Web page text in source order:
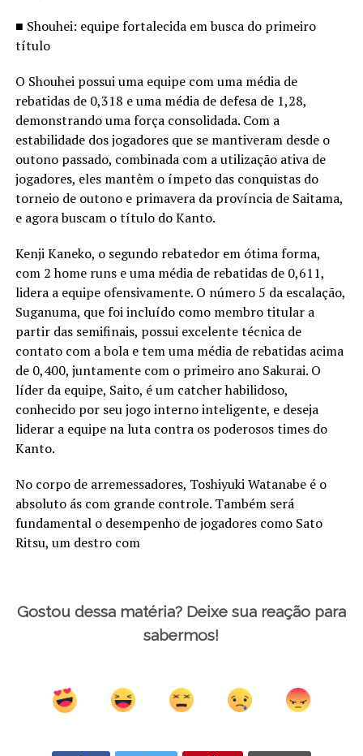
■ Shouhei: equipe fortalecida em busca do primeiro
título
O Shouhei possui uma equipe com uma média de
rebatidas de 0,318 e uma média de defesa de 1,28,
demonstrando uma força consolidada. Com a
estabilidade dos jogadores que se mantiveram desde o
outono passado, combinada com a utilização ativa de
jogadores, eles mantêm o ímpeto das conquistas do
torneio de outono e primavera da província de Saitama,
e agora buscam o título do Kanto.
Kenji Kaneko, o segundo rebatedor em ótima forma,
com 2 home runs e uma média de rebatidas de 0,611,
lidera a equipe ofensivamente. O número 5 da escalação,
Suganuma, que foi incluído como membro titular a
partir das semifinais, possui excelente técnica de
contato com a bola e tem uma média de rebatidas acima
de 0,400, juntamente com o primeiro ano Sakurai. O
líder da equipe, Saito, é um catcher habilidoso,
conhecido por seu jogo interno inteligente, e deseja
liderar a equipe na luta contra os poderosos times do
Kanto.
No corpo de arremessadores, Toshiyuki Watanabe é o
absoluto ás com grande controle. Também será
fundamental o desempenho de jogadores como Sato
Ritsu, um destro com
Gostou dessa matéria? Deixe sua reação para
sabermos!